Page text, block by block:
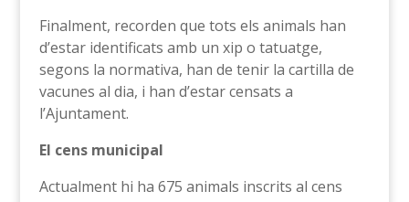
Finalment, recorden que tots els animals han
d’estar identificats amb un xip o tatuatge,
segons la normativa, han de tenir la cartilla de
vacunes al dia, i han d’estar censats a
l’Ajuntament.
El cens municipal
Actualment hi ha 675 animals inscrits al cens